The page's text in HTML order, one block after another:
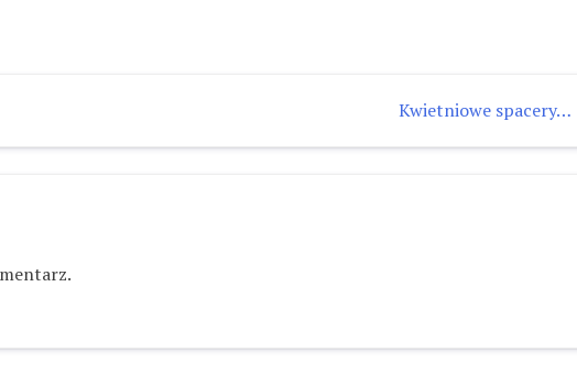
Kwietniowe spacery…